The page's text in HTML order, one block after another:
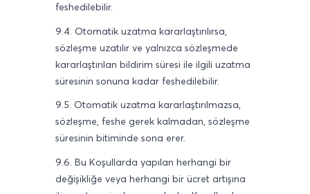
feshedilebilir.
9.4. Otomatik uzatma kararlaştırılırsa,
sözleşme uzatılır ve yalnızca sözleşmede
kararlaştırılan bildirim süresi ile ilgili uzatma
süresinin sonuna kadar feshedilebilir.
9.5. Otomatik uzatma kararlaştırılmazsa,
sözleşme, feshe gerek kalmadan, sözleşme
süresinin bitiminde sona erer.
9.6. Bu Koşullarda yapılan herhangi bir
değişikliğe veya herhangi bir ücret artışına